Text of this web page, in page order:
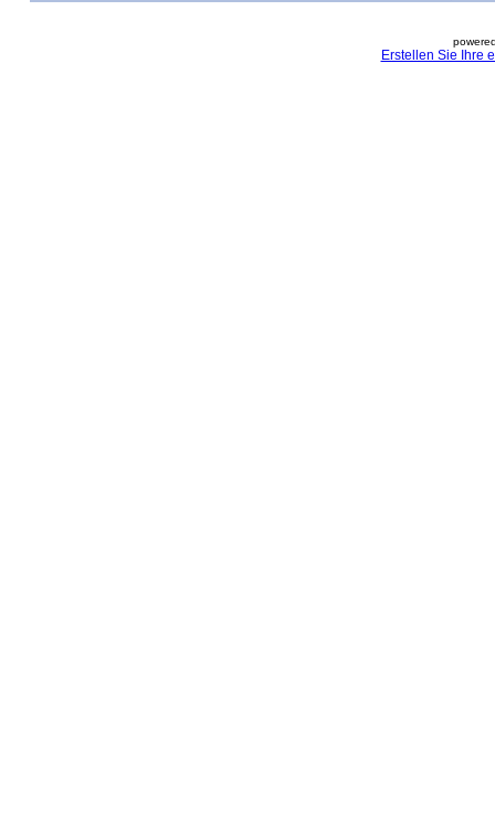
Erstellen Sie Ihre